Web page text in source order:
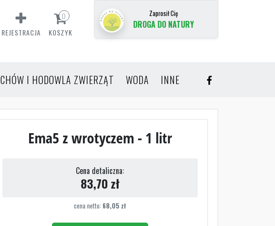
REJESTRACJA KOSZYK
0 Zaprosił Cię
DROGA DO NATURY
CHÓW I HODOWLA ZWIERZĄT WODA INNE
Ema5 z wrotyczem - 1 litr
Cena detaliczna:
83,70 zł
cena netto: 68,05 zł